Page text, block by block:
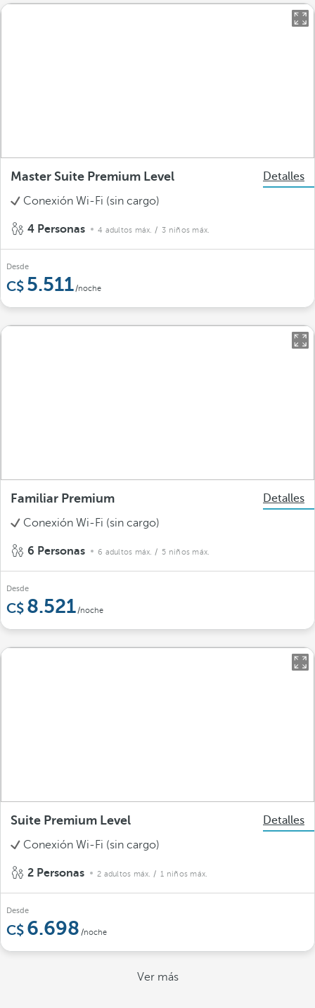
Master Suite Premium Level
Detalles
Conexión Wi-Fi (sin cargo)
4 Personas 4 adultos máx. / 3 niños máx.
Desde
5.511/noche
Familiar Premium
Detalles
Conexión Wi-Fi (sin cargo)
6 Personas 6 adultos máx. / 5 niños máx.
Desde
8.521/noche
Suite Premium Level
Detalles
Conexión Wi-Fi (sin cargo)
2 Personas 2 adultos máx. / 1 niños máx.
Desde
6.698 /noche
Ver más